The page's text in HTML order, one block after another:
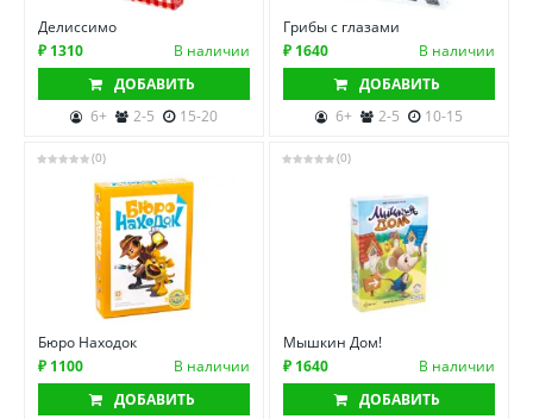
Делиссимо
₽ 1310
В наличии
ДОБАВИТЬ
6+
2-5 15-20
Грибы с глазами
₽ 1640
В наличии
ДОБАВИТЬ
6+
2-5 10-15
(0)
Бюро Находок
₽ 1100
В наличии
ДОБАВИТЬ
(0)
Мышкин Дом!
₽ 1640
В наличии
ДОБАВИТЬ